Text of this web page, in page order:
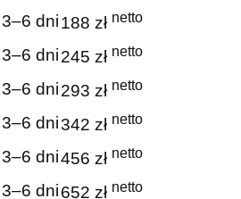
3–6 dni188 zł netto
3–6 dni245 zł netto
3–6 dni293 zł netto
3–6 dni342 zł netto
3–6 dni456 zł netto
3–6 dni652 zł netto